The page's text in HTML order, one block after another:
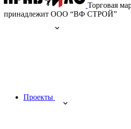
Торговая
принадлежит ООО “ВФ СТРОЙ”
Проекты